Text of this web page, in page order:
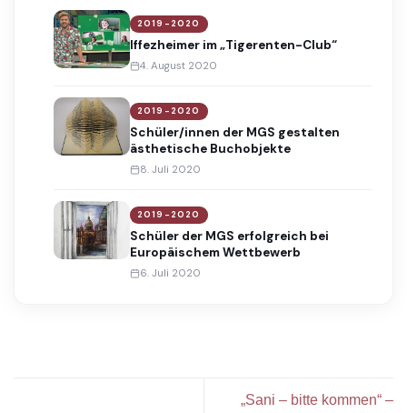
2019-2020
Iffezheimer im „Tigerenten-Club“
4. August 2020
2019-2020
Schüler/innen der MGS gestalten
ästhetische Buchobjekte
8. Juli 2020
2019-2020
Schüler der MGS erfolgreich bei
Europäischem Wettbewerb
6. Juli 2020
„Sani – bitte kommen“ –